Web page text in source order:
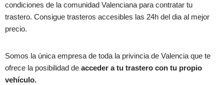
condiciones de la comunidad Valenciana para contratar tu
trastero. Consigue trasteros accesibles las 24h del dia al mejor
precio.
Somos la única empresa de toda la privincia de Valencia que te
ofrece la posibilidad de acceder a tu trastero con tu propio
vehículo.